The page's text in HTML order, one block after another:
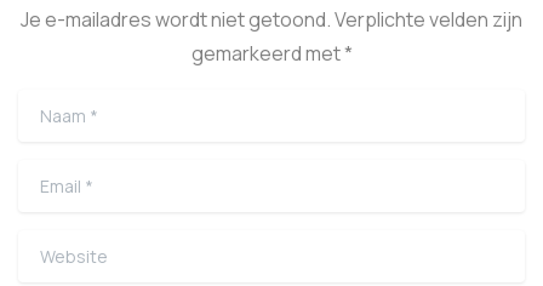
Je e-mailadres wordt niet getoond. Verplichte velden zijn
gemarkeerd met *
Naam
Email
Website